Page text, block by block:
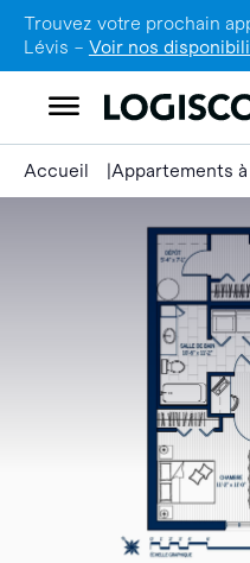
Trouvez votre prochain
Lévis – Voir nos
Accueil Appartements